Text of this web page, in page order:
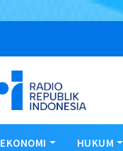
EKONOMI HUKUM